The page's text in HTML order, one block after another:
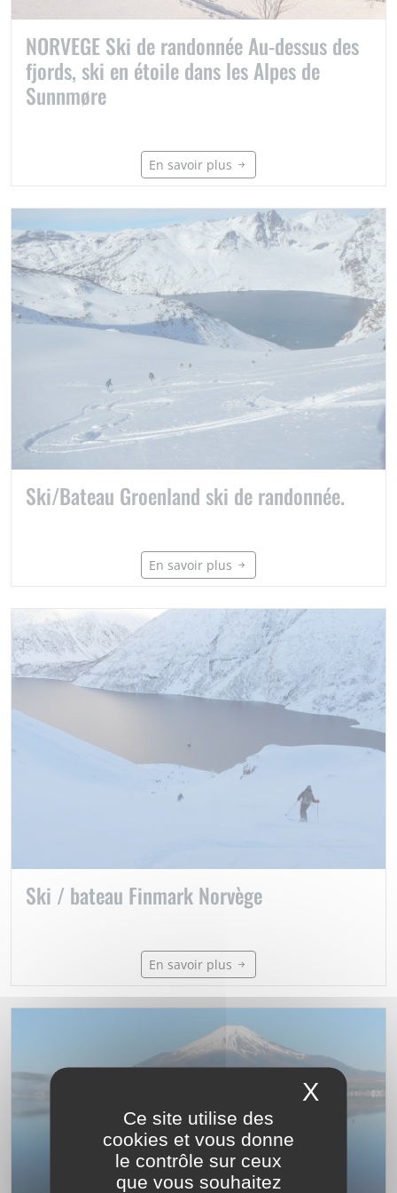
Ce site utilise des
cookies et vous donne
le contrôle sur ceux
que vous souhaitez
X
NORVEGE Ski de randonnée Au-dessus des
fjords, ski en étoile dans les Alpes de
Sunnmøre
En savoir plus
Ski/Bateau Groenland ski de randonnée.
En savoir plus
Ski / bateau Finmark Norvège
En savoir plus